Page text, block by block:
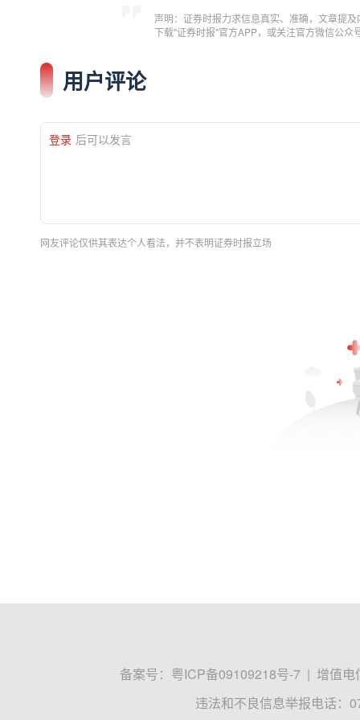
声明：证券时报力求信息真实、准确，文章提
下载"证券时报"官方APP，或关注官方微信公
用户评论
登录 后可以发言
网友评论仅供其表达个人看法，并不表明证券时报立场
备案号： 粤ICP备09109218号-7 | 增值电
违法和不良信息举报电话：